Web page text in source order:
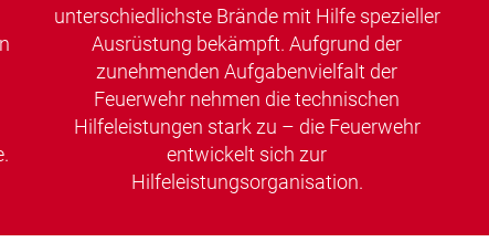
unterschiedlichste Brände mit Hilfe spezieller
Ausrüstung bekämpft. Aufgrund der
zunehmenden Aufgabenvielfalt der
Feuerwehr nehmen die technischen
Hilfeleistungen stark zu – die Feuerwehr
entwickelt sich zur
Hilfeleistungsorganisation.